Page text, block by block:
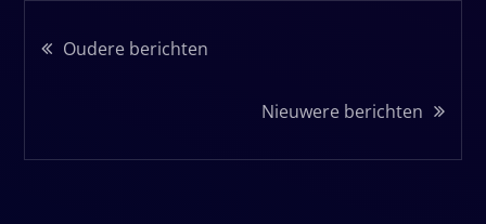
Berichtennavigatie
Oudere berichten
Nieuwere berichten